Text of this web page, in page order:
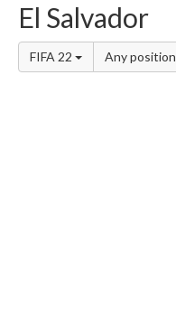
El Salvador
FIFA 22 Any position